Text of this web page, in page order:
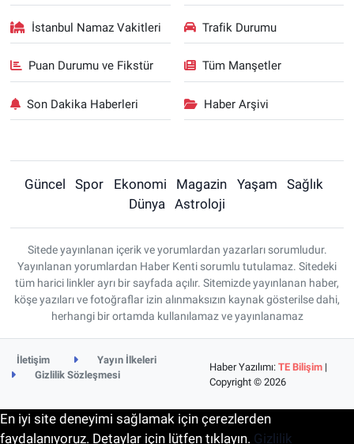
İstanbul Namaz Vakitleri Trafik Durumu
Puan Durumu ve Fikstür Tüm Manşetler
Son Dakika Haberleri Haber Arşivi
Güncel Spor Ekonomi Magazin Yaşam
Sağlık
Dünya
Astroloji
Sitede yayınlanan içerik ve yorumlardan yazarları sorumludur.
Yayınlanan yorumlardan Haber Kenti sorumlu tutulamaz. Sitedeki
tüm harici linkler ayrı bir sayfada açılır. Sitemizde yayınlanan haber,
köşe yazıları ve fotoğraflar izin alınmaksızın kaynak gösterilse dahi,
herhangi bir ortamda kullanılamaz ve yayınlanamaz
İletişim
Yayın İlkeleri
Gizlilik Sözleşmesi
Haber Yazılımı:TE Bilişim |
Copyright © 2026
En iyi site deneyimi sağlamak için çerezlerden
faydalanıyoruz. Detaylar için lütfen tıklayın. Gizlilik